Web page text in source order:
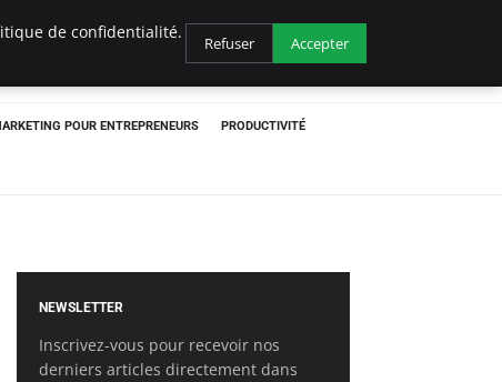
POUR ENTREPRENEURS PRODUCTIVITÉ
NEWSLETTER
Inscrivez-vous pour recevoir nos
derniers articles directement dans
de confidentialité.
Refuser Accepter